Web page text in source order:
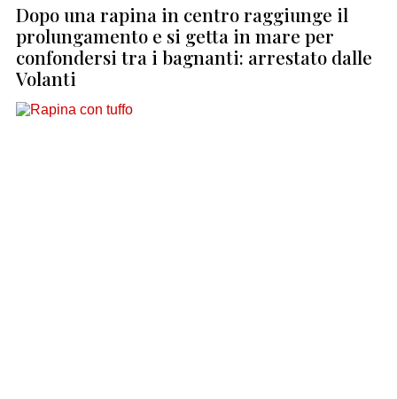
Dopo una rapina in centro raggiunge il
prolungamento e si getta in mare per
confondersi tra i bagnanti: arrestato dalle
Volanti